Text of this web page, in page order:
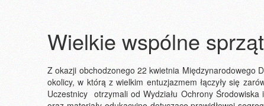
Wielkie wspólne
Z okazji obchodzonego 22 kwietnia Międzynarodowego
okolicy, w którą z wielkim entuzjazmem łączyły się
Uczestnicy otrzymali od Wydziału Ochrony